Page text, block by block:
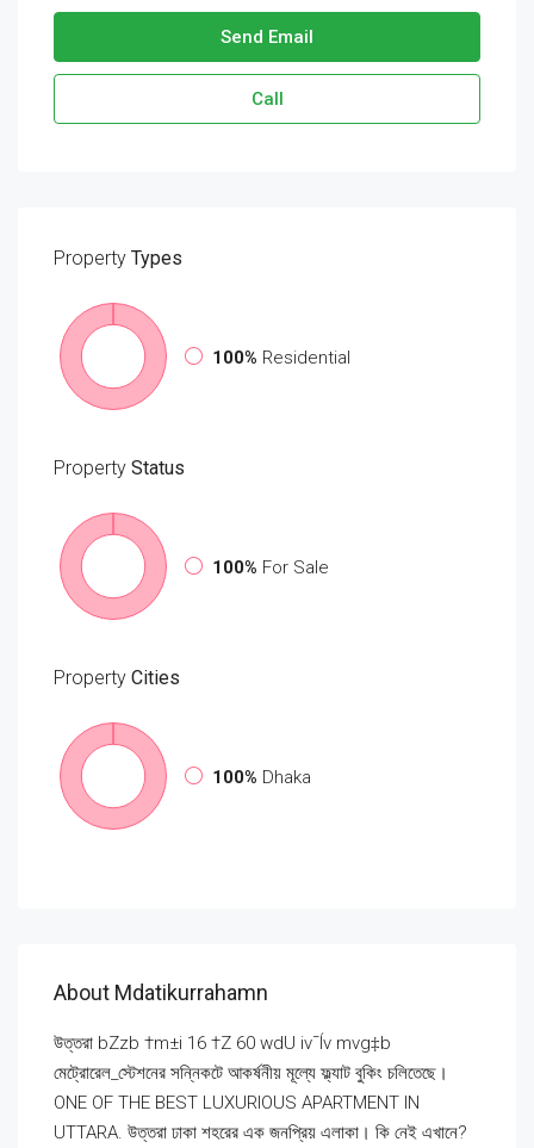
Send Email
Call
Property Types
100% Residential
Property Status
100% For Sale
Property Cities
100% Dhaka
About Mdatikurrahamn
উত্তরা bZzb †m±i 16 †Z 60 wdU iv¯Ív mvg‡b
মেট্রোরেল_স্টেশনের সন্নিকটে আকর্ষনীয় মূল্যে ফ্ল্যাট বুকিং চলিতেছে।
ONE OF THE BEST LUXURIOUS APARTMENT IN
UTTARA. উত্তরা ঢাকা শহরের এক জনপ্রিয় এলাকা। কি নেই এখানে?